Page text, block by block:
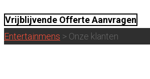
Vrijblijvende Offerte Aanvragen
Entertainmens > Onze klanten